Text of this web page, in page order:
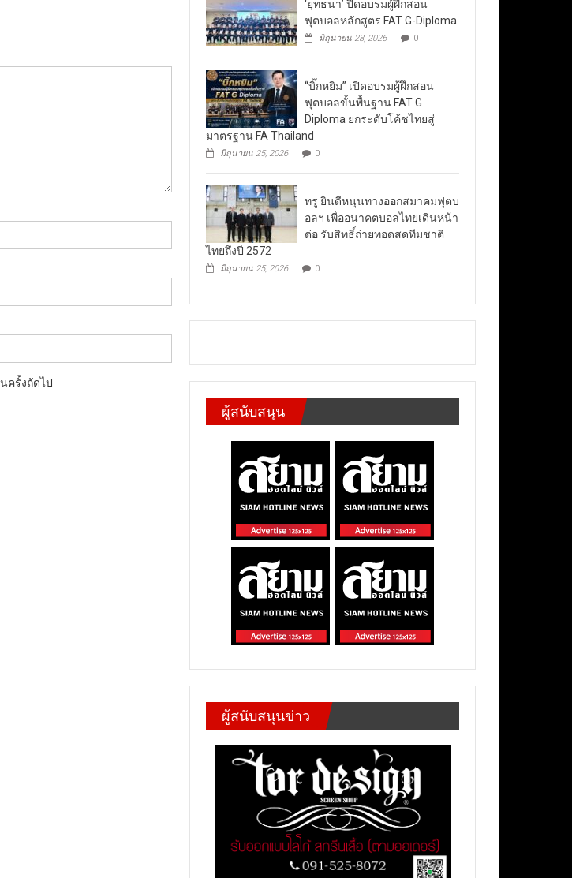
ครั้งถัดไป
‘ยุทธนา’ ปิดอบรมผู้ฝึกสอน
ฟุตบอลหลักสูตร FAT G-Diploma
มิถุนายน 28, 2026 0
“บิ๊กหยิม” เปิดอบรมผู้ฝึกสอน
ฟุตบอลขั้นพื้นฐาน FAT G
Diploma ยกระดับโค้ชไทยสู่
มาตรฐาน FA Thailand
มิถุนายน 25, 2026 0
ทรู ยินดีหนุนทางออกสมาคมฟุตบ
อลฯ เพื่ออนาคตบอลไทยเดินหน้า
ต่อ รับสิทธิ์ถ่ายทอดสดทีมชาติ
ไทยถึงปี 2572
มิถุนายน 25, 2026 0
ผู้สนับสนุน
ผู้สนับสนุนข่าว